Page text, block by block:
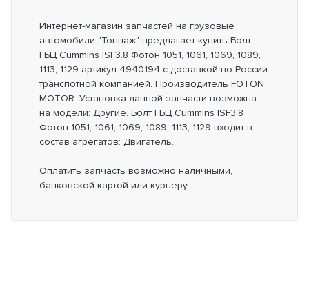
Интернет-магазин запчастей на грузовые
автомобили "Тоннаж" предлагает купить Болт
ГБЦ Cummins ISF3.8 Фотон 1051, 1061, 1069, 1089,
1113, 1129 артикул 4940194 с доставкой по России
транспотной компанией. Производитель FOTON
MOTOR. Установка данной запчасти возможна
на модели: Другие. Болт ГБЦ Cummins ISF3.8
Фотон 1051, 1061, 1069, 1089, 1113, 1129 входит в
состав агрегатов: Двигатель.
Оплатить запчасть возможно наличными,
банковской картой или курьеру.